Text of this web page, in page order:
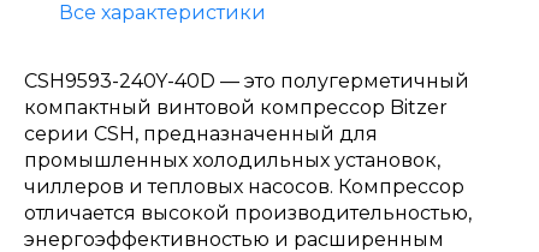
Все характеристики
CSH9593-240Y-40D — это полугерметичный
компактный винтовой компрессор Bitzer
серии CSH, предназначенный для
промышленных холодильных установок,
чиллеров и тепловых насосов. Компрессор
отличается высокой производительностью,
энергоэффективностью и расширенным